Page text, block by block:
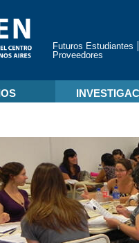
Futuros Estudiantes
Proveedores